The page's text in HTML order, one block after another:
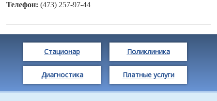
Телефон: (473) 257-97-44
Стационар Поликлиника
Диагностика Платные услуги